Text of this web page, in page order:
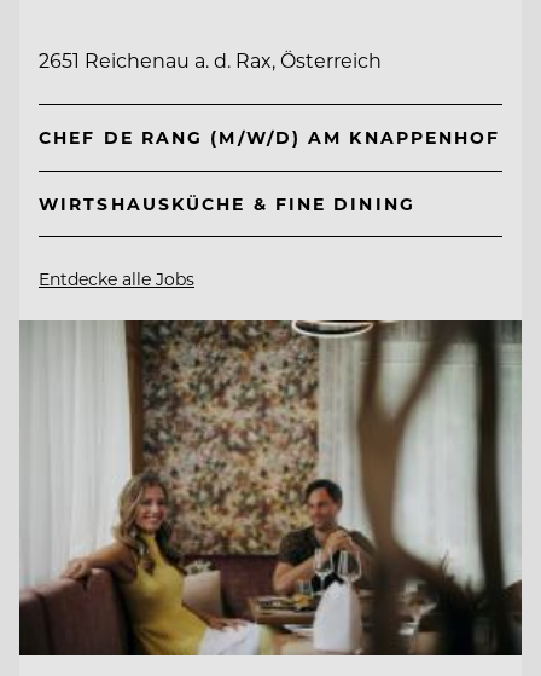
2651 Reichenau a. d. Rax, Österreich
CHEF DE RANG (M/W/D) AM KNAPPENHOF
WIRTSHAUSKÜCHE & FINE DINING
Entdecke alle Jobs